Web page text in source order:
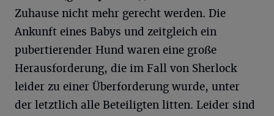
Zuhause nicht mehr gerecht werden. Die
Ankunft eines Babys und zeitgleich ein
pubertierender Hund waren eine große
Herausforderung, die im Fall von Sherlock
leider zu einer Überforderung wurde, unter
der letztlich alle Beteiligten litten. Leider sind